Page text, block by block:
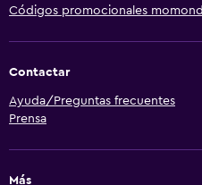
Códigos promocionales
Contactar
Ayuda/Preguntas frecuentes
Prensa
Más